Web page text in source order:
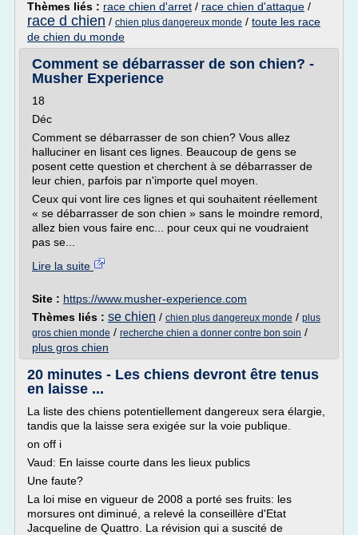
Thèmes liés : race chien d'arret / race chien d'attaque /
race d chien / chien plus dangereux monde / toute les race
de chien du monde
Comment se débarrasser de son chien? -
Musher Experience
18
Déc
Comment se débarrasser de son chien? Vous allez
halluciner en lisant ces lignes. Beaucoup de gens se
posent cette question et cherchent à se débarrasser de
leur chien, parfois par n'importe quel moyen.
Ceux qui vont lire ces lignes et qui souhaitent réellement
« se débarrasser de son chien » sans le moindre remord,
allez bien vous faire enc... pour ceux qui ne voudraient
pas se...
Lire la suite
Site : https://www.musher-experience.com
Thèmes liés : se chien / chien plus dangereux monde / plus
gros chien monde / recherche chien a donner contre bon soin /
plus gros chien
20 minutes - Les chiens devront être tenus
en laisse ...
La liste des chiens potentiellement dangereux sera élargie,
tandis que la laisse sera exigée sur la voie publique.
on off i
Vaud: En laisse courte dans les lieux publics
Une faute?
La loi mise en vigueur de 2008 a porté ses fruits: les
morsures ont diminué, a relevé la conseillère d'Etat
Jacqueline de Quattro. La révision qui a suscité de